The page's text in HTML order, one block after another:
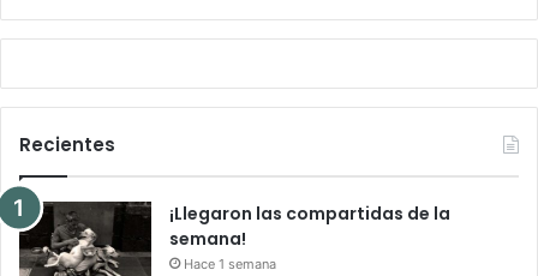
Recientes
¡Llegaron las compartidas de la
semana!
Hace 1 semana